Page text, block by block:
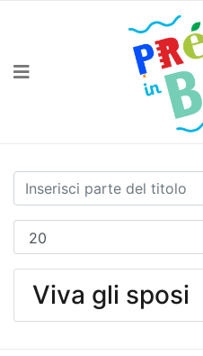
Viva gli sposi